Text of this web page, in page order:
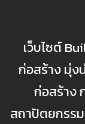
เว็บไซต์
ก่อสร้าง มุ่ง
ก่อสร้าง
สถาปัตยกรร